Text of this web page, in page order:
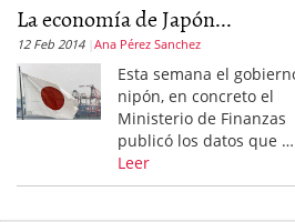
¿Cuál es el salario
El declive continuado
septiembre 26, 2023
El enigma del aceite de
extranjero? septiembre
La economía de Japón...
12 Feb 2014 Ana Pérez Sanchez
Esta semana el
nipón, en concreto el
Ministerio de Finanzas
publicó los datos que …
Leer